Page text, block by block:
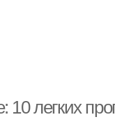
10 легких